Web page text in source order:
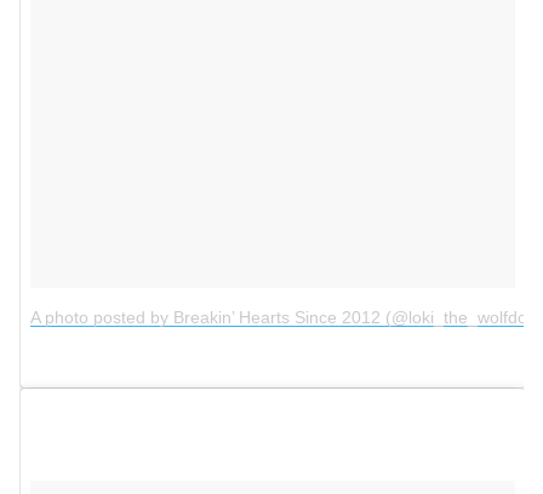
A photo posted by Breakin’ Hearts Since 2012 (@loki_the_wolfdog)